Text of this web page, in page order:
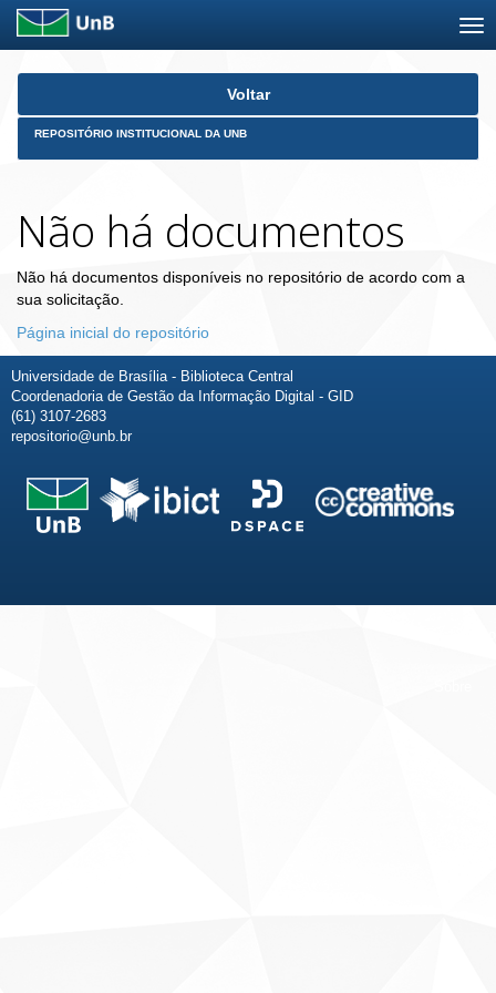
Skip
Voltar
REPOSITÓRIO INSTITUCIONAL DA UNB
Não há documentos
Não há documentos disponíveis no repositório de acordo com a
sua solicitação.
Página inicial do repositório
Universidade de Brasília - Biblioteca Central
Coordenadoria de Gestão da Informação Digital - GID
(61) 3107-2683
repositorio@unb.br